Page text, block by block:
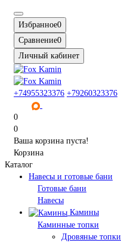
Избранное0
Сравнение0
Личный кабинет
+74955323376 +79260323376
0
0
Ваша корзина пуста!
Корзина
Каталог
Навесы и готовые бани
Готовые бани
Навесы
Камины
Каминные топки
Дровяные топки